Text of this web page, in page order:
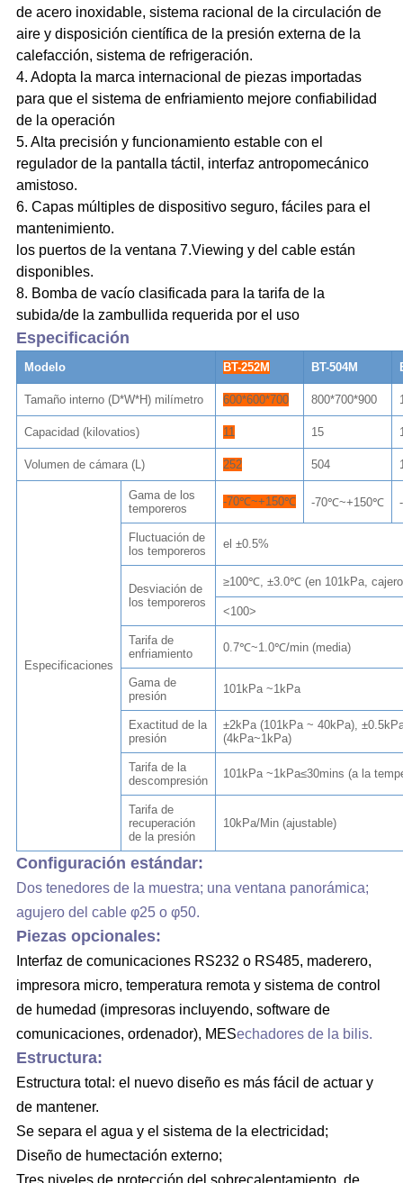
de acero inoxidable, sistema racional de la circulación de
aire y disposición científica de la presión externa de la
calefacción, sistema de refrigeración.
4. Adopta la marca internacional de piezas importadas
para que el sistema de enfriamiento mejore confiabilidad
de la operación
5. Alta precisión y funcionamiento estable con el
regulador de la pantalla táctil, interfaz antropomecánico
amistoso.
6. Capas múltiples de dispositivo seguro, fáciles para el
mantenimiento.
los puertos de la ventana 7.Viewing y del cable están
disponibles.
8. Bomba de vacío clasificada para la tarifa de la
subida/de la zambullida requerida por el uso
Especificación
Modelo BT-252M BT-504M
Tamaño interno (D*W*H) milímetro 600*600*700 800*700*900
Capacidad (kilovatios) 11 15
Volumen de cámara (L) 252 504
Especificaciones
Gama de los
temporeros
-70℃~+150℃ -70℃~+150℃
Fluctuación de
los temporeros
el ±0.5%
Desviación de
los temporeros
≥100℃, ±3.0℃ (en 101kPa,
<100>
Tarifa de
enfriamiento
0.7℃~1.0℃/min (media)
Gama de
presión
101kPa ~1kPa
Exactitud de la
presión
±2kPa (101kPa ~ 40kPa),
(4kPa~1kPa)
Tarifa de la
descompresión
101kPa ~1kPa≤30mins (a la
Tarifa de
recuperación
de la presión
10kPa/Min (ajustable)
Configuración estándar:
Dos tenedores de la muestra; una ventana panorámica;
agujero del cable φ25 o φ50.
Piezas opcionales:
Interfaz de comunicaciones RS232 o RS485, maderero,
impresora micro, temperatura remota y sistema de control
de humedad (impresoras incluyendo, software de
comunicaciones, ordenador), MESechadores de la bilis.
Estructura:
Estructura total: el nuevo diseño es más fácil de actuar y
de mantener.
Se separa el agua y el sistema de la electricidad;
Diseño de humectación externo;